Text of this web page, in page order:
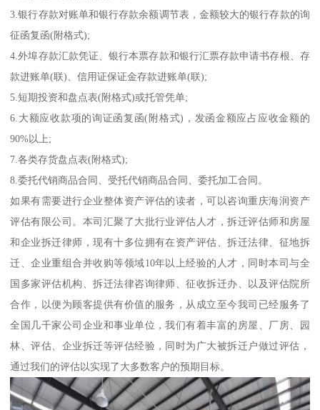
3.银行存款对账单和银行存款余额调节表，金额较大的银行存款的询
征函复函(附格式);
4.外埠存款汇款凭证、银行本票存款和银行汇票存款申请书存根、存
款进账单(联)、信用证保证金存款进账单(联);
5.短期投资和盘点表(附格式)或托管凭单;
6.大额应收款项的询证函复函(附格式)，发函金额应占应收金额的
90%以上;
7.各类存货盘点表(附格式);
8.委托代销商品合同、受托代销商品合同、委托加工合同。
如果有需要进行企业整体资产评估的读者，可以咨询重庆海润资产
评估有限公司。本司汇聚了大批行业评估人才，拆迁评估师和房屋
和企业拆迁律师，现有十多位拥有在资产评估、拆迁法律、征地拆
迁、企业重组合并收购等领域10年以上经验的人才，同时本司与全
国多家评估机构、拆迁法律咨询律师、征收拆迁办、以及评估院所
合作，以便为顾客提供有价值的服务，从成立至今我司已经服务了
全国几千家公司企业和事业单位，我们有着丰富的房屋、厂房、园
林、评估、企业拆迁等评估经验，同时为广大被拆迁户做过评估，
通过我们的评估以实现了大多数客户的预期目标。